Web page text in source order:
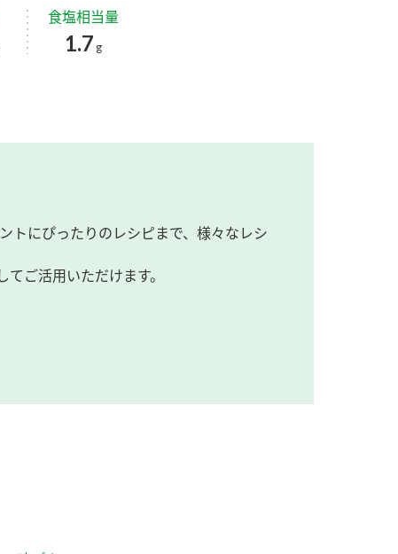
食塩相当量
1.7 g
トにぴったりのレシピまで、様々なレシ
ご活用いただけます。